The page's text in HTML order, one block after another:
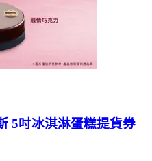
5吋冰淇淋蛋糕提貨券